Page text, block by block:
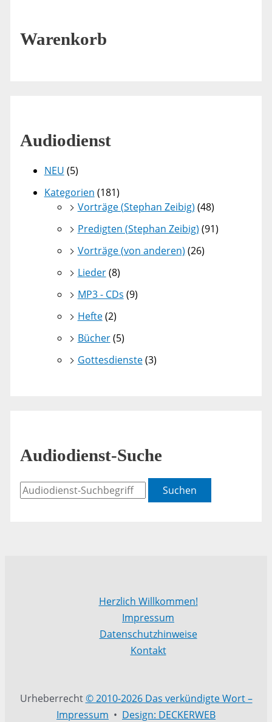
Warenkorb
Audiodienst
NEU (5)
Kategorien (181)
Vorträge (Stephan Zeibig) (48)
Predigten (Stephan Zeibig) (91)
Vorträge (von anderen) (26)
Lieder(8)
MP3 - CDs (9)
Hefte(2)
Bücher(5)
Gottesdienste(3)
Audiodienst-Suche
Suchen
Herzlich Willkommen!
Impressum
Datenschutzhinweise
Kontakt
Urheberrecht© 2010-2026 Das verkündigte Wort –
Impressum • Design: DECKERWEB